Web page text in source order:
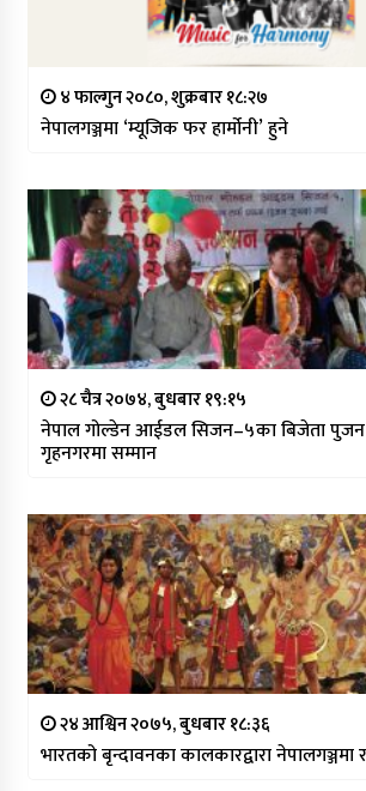
४ फाल्गुन २०८०, शुक्रबार १८:२७
नेपालगञ्जमा ‘म्यूजिक फर हार्मोनी’ हुने
२८ चैत्र २०७४, बुधबार १९:१५
नेपाल गोल्डेन आईडल सिजन–५का बिजेता पुजन
गृहनगरमा सम्मान
२४ आश्विन २०७५, बुधबार १८:३६
भारतको बृन्दावनका कालकारद्वारा नेपालगञ्जमा